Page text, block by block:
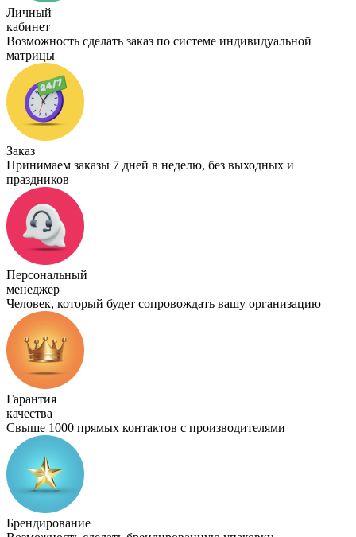
Личный
кабинет
Возможность сделать заказ по системе индивидуальной
матрицы
Заказ
Принимаем заказы 7 дней в неделю, без выходных и
праздников
Персональный
менеджер
Человек, который будет сопровождать вашу организацию
Гарантия
качества
Свыше 1000 прямых контактов с производителями
Брендирование